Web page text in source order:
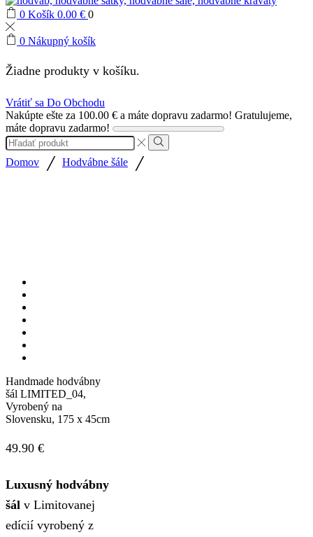
0 Košík 0.00 € 0
0 Nákupný košík
Žiadne produkty v košíku.
Vrátiť sa Do Obchodu
Nakúpte ešte za 100.00 € a máte dopravu zadarmo! Gratulujeme,
máte dopravu zadarmo!
Search
input
Search
Domov / Hodvábne šále /
Handmade hodvábny
šál LIMITED_04,
Vyrobený na
Slovensku, 175 x 45cm
49.90 €
Luxusný hodvábny
šál v Limitovanej
edícií vyrobený z